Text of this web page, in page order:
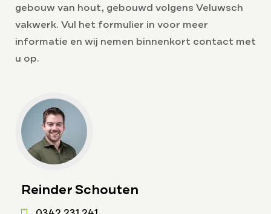
gebouw van hout, gebouwd volgens Veluwsch
vakwerk. Vul het formulier in voor meer
informatie en wij nemen binnenkort contact met
u op.
Reinder Schouten